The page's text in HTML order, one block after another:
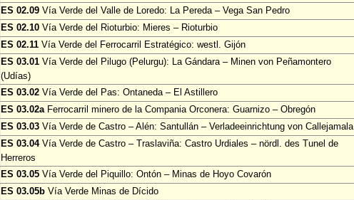
ES 02.09 Vía Verde del Valle de Loredo: La Pereda – Vega San Pedro
ES 02.10 Vía Verde del Rioturbio: Mieres – Rioturbio
ES 02.11 Vía Verde del Ferrocarril Estratégico: westl. Gijón
ES 03.01 Vía Verde del Pilugo (Pelurgu): La Gándara – Minen von Peñamontero
(Udías)
ES 03.02 Vía Verde del Pas: Ontaneda – El Astillero
ES 03.02aFerrocarril minero de la Compania Orconera: Guarnizo – Obregón
ES 03.03 Vía Verde de Castro – Alén: Santullán – Verladeeinrichtung von Callejamala
ES 03.04Vía Verde de Castro – Traslaviña: Castro Urdiales – nördl. des Tunel de
Herreros
ES 03.05 Vía Verde del Piquillo: Ontón – Minas de Hoyo Covarón
ES 03.05b Vía Verde Minas de Dícido